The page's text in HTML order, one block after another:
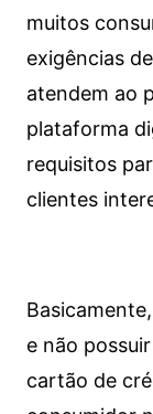
muitos
exigências
atendem ao
plataforma
requisitos
clientes
e não
cartão de